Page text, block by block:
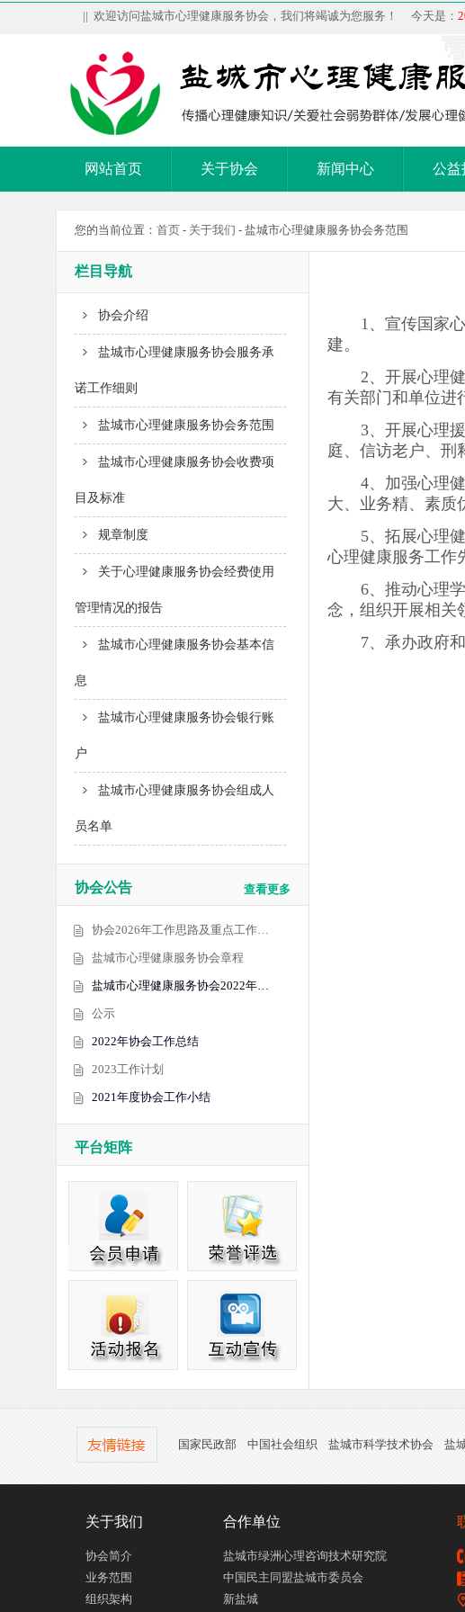
|| 欢迎访问盐城市心理健康服务协会，我们将竭诚为您服务！ 今天是：
网站首页 关于协会 新闻中心 公益
您的当前位置： 首页 - 关于我们 - 盐城市心理健康服务协会务范围
栏目导航
协会介绍
盐城市心理健康服务协会​服务承
诺工作细则
盐城市心理健康服务协会务范围
盐城市心理健康服务协会收费项
目及标准
规章制度
关于心理健康服务协会经费使用
管理情况的报告
盐城市心理健康服务协会基本信
息
盐城市心理健康服务协会银行账
户
盐城市心理健康服务协会组成人
员名单
协会公告 查看更多
协会2026年工作思路及重点工作…
盐城市心理健康服务协会章程
盐城市心理健康服务协会2022年…
公示
2022年协会工作总结
2023工作计划
2021年度协会工作小结
平台矩阵
1、宣传国家
建。
2、开展心理
有关部门和单位进
3、开展心理
庭、信访老户、刑
4、加强心理
大、业务精、素质
5、拓展心理
心理健康服务工作
6、推动心理
念，组织开展相关
7、承办政府
国家民政部 中国社会组织 盐城市科学技术协会 盐
关于我们 合作单位
协会简介
业务范围
组织架构
盐城市绿洲心理咨询技术研究院
中国民主同盟盐城市委员会
新盐城